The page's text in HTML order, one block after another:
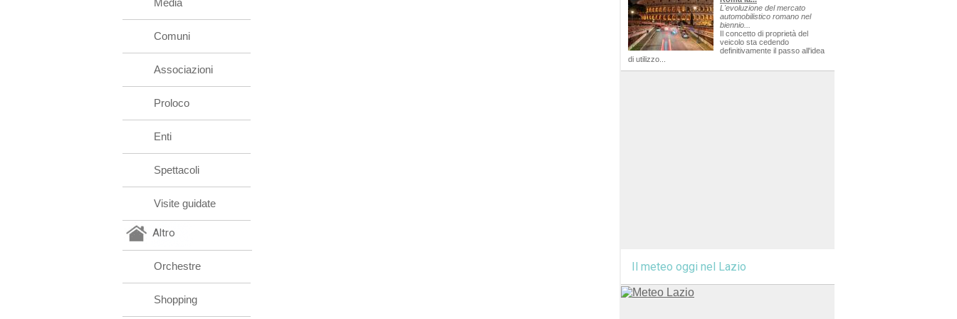
Media
Comuni
Associazioni
Proloco
Enti
Spettacoli
Visite guidate
Altro
Orchestre
Shopping
L'evoluzione del mercato
automobilistico romano nel
biennio...
Il concetto di proprietà del
veicolo sta cedendo
definitivamente il passo all'idea
di utilizzo...
Il meteo oggi nel Lazio